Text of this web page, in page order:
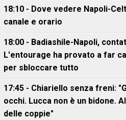
18:10 - Dove vedere Napoli-
canale e orario
18:00 - Badiashile-Napoli,
L'entourage ha provato a far
per sbloccare tutto
17:45 - Chiariello senza freni:
occhi. Lucca non è un bidone.
delle coppie"